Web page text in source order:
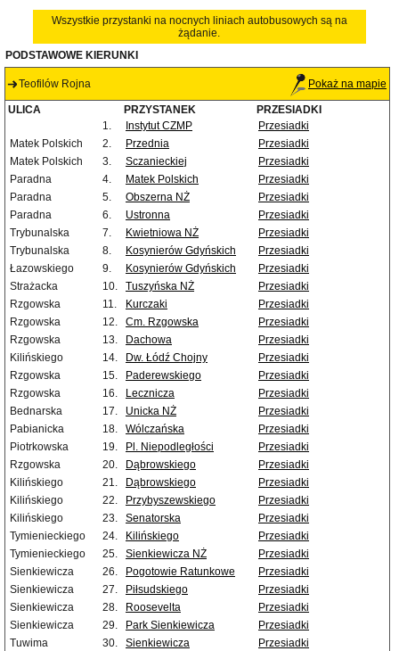
Wszystkie przystanki na nocnych liniach autobusowych są na
żądanie.
PODSTAWOWE KIERUNKI
Teofilów Rojna Pokaż na mapie
ULICA PRZYSTANEK
PRZESIADKI
1.
Instytut CZMP
Przesiadki
Matek Polskich
2. Przednia
Przesiadki
Matek Polskich
3. Sczanieckiej
Przesiadki
Paradna
4. Matek Polskich
Przesiadki
Paradna
5. Obszerna NŻ
Przesiadki
Paradna
6. Ustronna
Przesiadki
Trybunalska
7. Kwietniowa NŻ
Przesiadki
Trybunalska
8. Kosynierów Gdyńskich
Przesiadki
Łazowskiego
9. Kosynierów Gdyńskich
Przesiadki
Strażacka
10. Tuszyńska NŻ
Przesiadki
Rzgowska
11. Kurczaki
Przesiadki
Rzgowska
12. Cm. Rzgowska
Przesiadki
Rzgowska
13. Dachowa
Przesiadki
Kilińskiego
14. Dw. Łódź Chojny
Przesiadki
Rzgowska
15. Paderewskiego
Przesiadki
Rzgowska
16. Lecznicza
Przesiadki
Bednarska
17. Unicka NŻ
Przesiadki
Pabianicka
18. Wólczańska
Przesiadki
Piotrkowska
19. Pl. Niepodległości
Przesiadki
Rzgowska
20. Dąbrowskiego
Przesiadki
Kilińskiego
21. Dąbrowskiego
Przesiadki
Kilińskiego
22. Przybyszewskiego
Przesiadki
Kilińskiego
23. Senatorska
Przesiadki
Tymienieckiego
24. Kilińskiego
Przesiadki
Tymienieckiego
25. Sienkiewicza NŻ
Przesiadki
Sienkiewicza
26. Pogotowie Ratunkowe
Przesiadki
Sienkiewicza
27. Piłsudskiego
Przesiadki
Sienkiewicza
28. Roosevelta
Przesiadki
Sienkiewicza
29. Park Sienkiewicza
Przesiadki
Tuwima
30. Sienkiewicza
Przesiadki